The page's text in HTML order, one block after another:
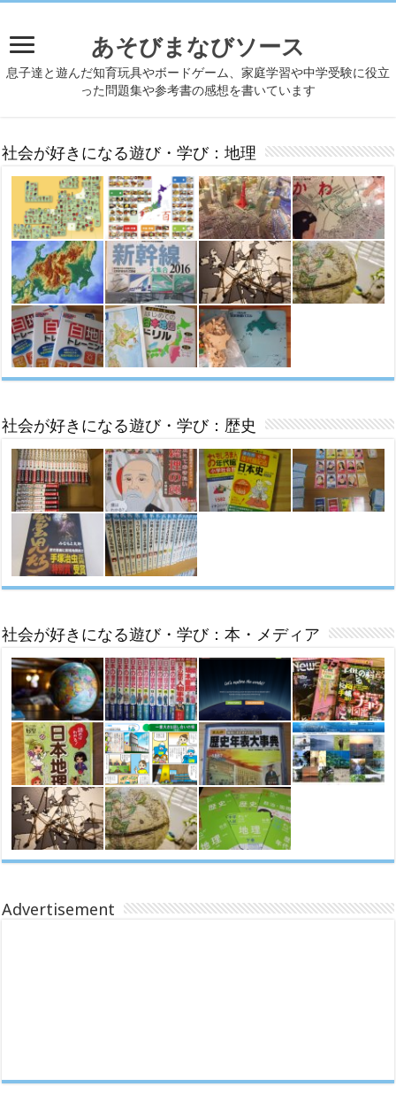
あそびまなびソース
息子達と遊んだ知育玩具やボードゲーム、家庭学習や中学受験に役立
った問題集や参考書の感想を書いています
社会が好きになる遊び・学び：地理
社会が好きになる遊び・学び：歴史
社会が好きになる遊び・学び：本・メディア
Advertisement